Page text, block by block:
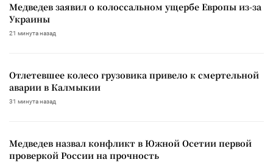
Медведев заявил о колоссальном ущербе Европы из-за
Украины
21 минута назад
Отлетевшее колесо грузовика привело к смертельной
аварии в Калмыкии
31 минута назад
Медведев назвал конфликт в Южной Осетии первой
проверкой России на прочность